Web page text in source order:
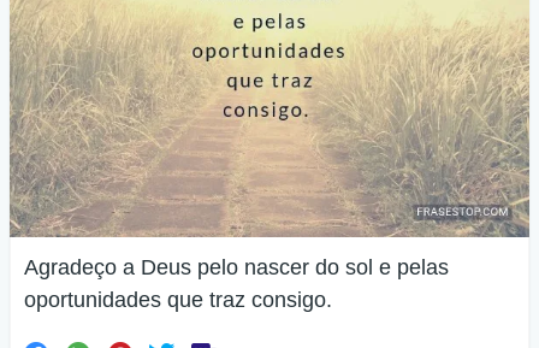
Agradeço a Deus pelo nascer do sol e pelas
oportunidades que traz consigo.